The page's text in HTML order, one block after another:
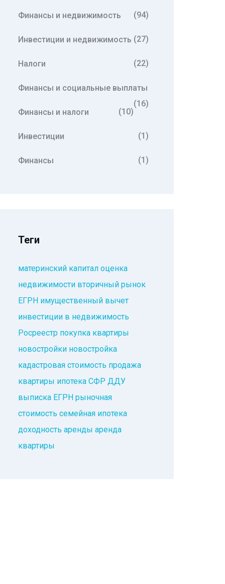
Финансы и недвижимость (94)
Инвестиции и недвижимость (27)
Налоги (22)
Финансы и социальные выплаты
(16)
Финансы и налоги
(10)
Инвестиции (1)
Финансы (1)
Теги
материнский капитал оценка
недвижимости вторичный рынок
ЕГРН имущественный вычет
инвестиции в недвижимость
Росреестр покупка квартиры
новостройки новостройка
кадастровая стоимость продажа
квартиры ипотека СФР ДДУ
выписка ЕГРН рыночная
стоимость семейная ипотека
доходность аренды аренда
квартиры